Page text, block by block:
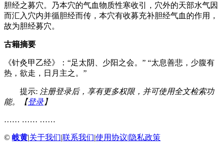
胆经之募穴。乃本穴的气血物质性寒收引，穴外的天部水气因
而汇入穴内并循胆经而传，本穴有收募充补胆经气血的作用，
故为胆经募穴。
古籍摘要
《针灸甲乙经》：“足太阴、少阳之会。” “太息善悲，少腹有
热，欲走，日月主之。”
提示: 注册登录后，享有更多权限，并可使用全文检索功
能。【登录】
…… …… ……
© 岐黄|关于我们|联系我们|使用协议|隐私政策